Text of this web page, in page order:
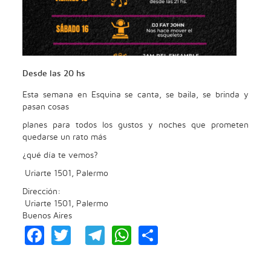
Desde las 20 hs
Esta semana en Esquina se canta, se baila, se brinda y
pasan cosas
planes para todos los gustos y noches que prometen
quedarse un rato más
¿qué día te vemos?
Uriarte 1501, Palermo
Dirección:
Uriarte 1501, Palermo
Buenos Aires
Facebook
TwitterTelegram
WhatsApp